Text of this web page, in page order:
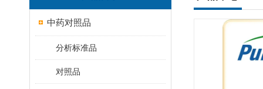
中药对照品
分析标准品
对照品